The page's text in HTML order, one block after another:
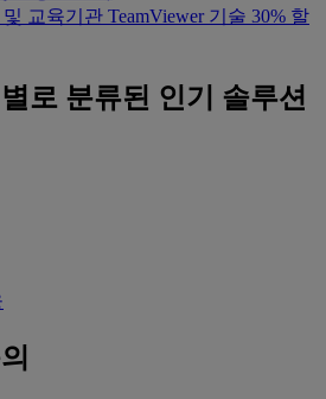
교육기관 TeamViewer 기술 30% 할
로 분류된 인기 솔루션